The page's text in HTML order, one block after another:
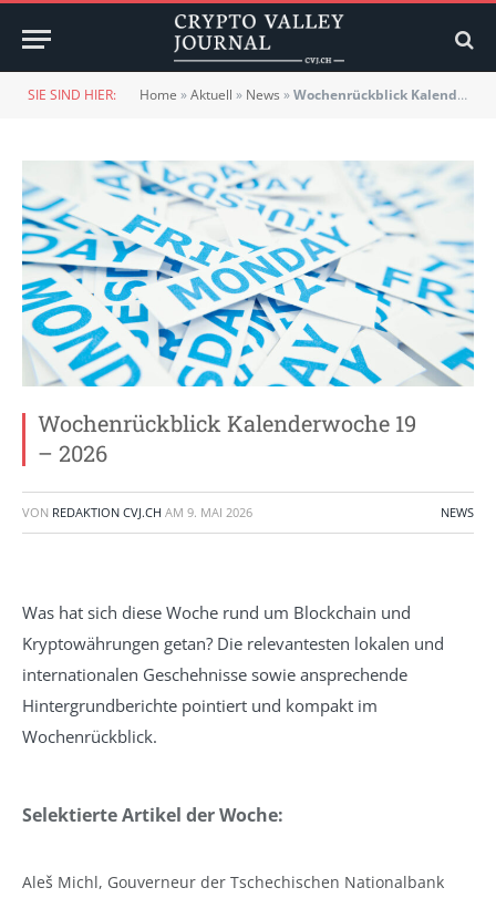
SIE SIND HIER: Home »Aktuell » News »Wochenrückblick Kalenderwoche 19 – 2026
Wochenrückblick Kalenderwoche 19
– 2026
VON REDAKTION CVJ.CH AM 9. MAI 2026 NEWS
Was hat sich diese Woche rund um Blockchain und
Kryptowährungen getan? Die relevantesten lokalen und
internationalen Geschehnisse sowie ansprechende
Hintergrundberichte pointiert und kompakt im
Wochenrückblick.
Selektierte Artikel der Woche:
Aleš Michl, Gouverneur der Tschechischen Nationalbank